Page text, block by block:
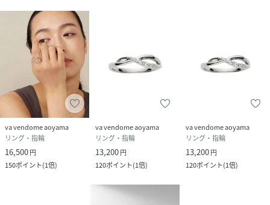
va vendome aoyama
リング・指輪
16,500円
150ポイント(1倍)
va vendome aoyama
リング・指輪
13,200円
120ポイント(1倍)
va vendome aoyama
リング・指輪
13,200円
120ポイント(1倍)